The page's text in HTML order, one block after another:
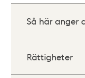
Så här anger
Rättigheter